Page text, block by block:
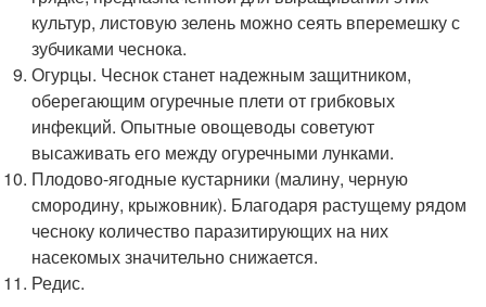
культур, листовую зелень можно сеять вперемешку с
зубчиками чеснока.
Огурцы. Чеснок станет надежным защитником,
оберегающим огуречные плети от грибковых
инфекций. Опытные овощеводы советуют
высаживать его между огуречными лунками.
Плодово-ягодные кустарники (малину, черную
смородину, крыжовник). Благодаря растущему рядом
чесноку количество паразитирующих на них
насекомых значительно снижается.
Редис.